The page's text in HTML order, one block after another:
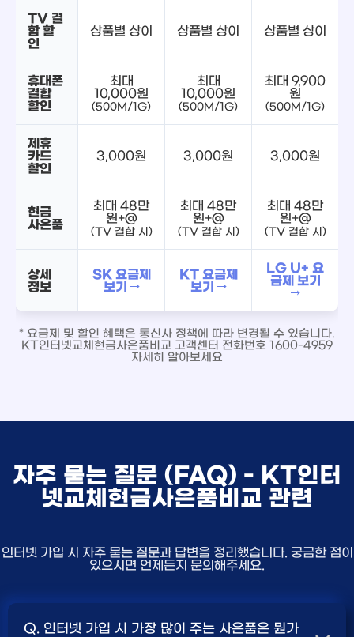
TV 결
합 할
인
상품별 상이 상품별 상이 상품별 상이
휴대폰
결합
할인
최대
10,000원
(500M/1G)
최대
10,000원
(500M/1G)
최대 9,900
원
(500M/1G)
제휴
카드
할인
3,000원 3,000원 3,000원
현금
사은품
최대 48만
원+@
(TV 결합 시)
최대 48만
원+@
(TV 결합 시)
최대 48만
원+@
(TV 결합 시)
상세
정보
SK 요금제
보기 →
KT 요금제
보기 →
LG U+ 요
금제 보기
→
* 요금제 및 할인 혜택은 통신사 정책에 따라 변경될 수 있습니다.
KT인터넷교체현금사은품비교 고객센터 전화번호 1600-4959
자세히 알아보세요
자주 묻는 질문 (FAQ) - KT인터
넷교체현금사은품비교 관련
인터넷 가입 시 자주 묻는 질문과 답변을 정리했습니다. 궁금한 점이
있으시면 언제든지 문의해주세요.
Q. 인터넷 가입 시 가장 많이 주는 사은품은 뭔가